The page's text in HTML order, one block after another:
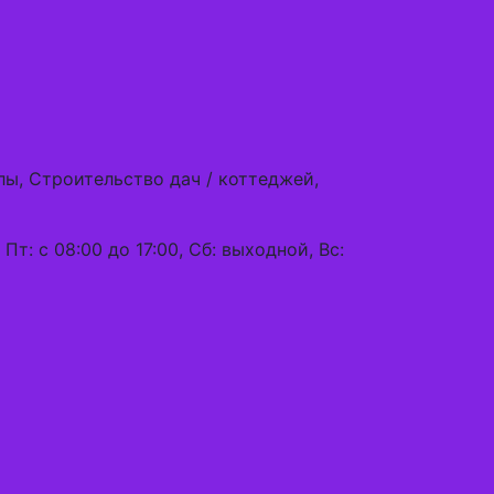
Строительство дач / коттеджей,
с 08:00 до 17:00, Сб: выходной, Вс: